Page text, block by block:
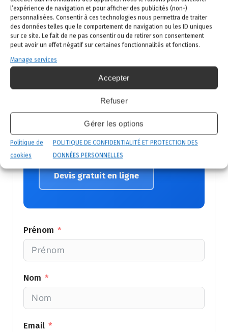
l’expérience de navigation et pour afficher des publicités (non-)
personnalisées. Consentir à ces technologies nous permettra de traiter
des données telles que le comportement de navigation ou les ID uniques
sur ce site. Le fait de ne pas consentir ou de retirer son consentement
peut avoir un effet négatif sur certaines fonctionnalités et fonctions.
Manage services
Accepter
Refuser
Gérer les options
Politique de
cookies
POLITIQUE DE CONFIDENTIALITÉ ET PROTECTION DES
DONNÉES PERSONNELLES
Cafards chez vous ? On
intervient sous 24h
Comme pour la famille de Charleroi,
spécialiste vous rappelle avec un devis
02 523 21 89
Devis gratuit en ligne
Prénom
Nom
Email